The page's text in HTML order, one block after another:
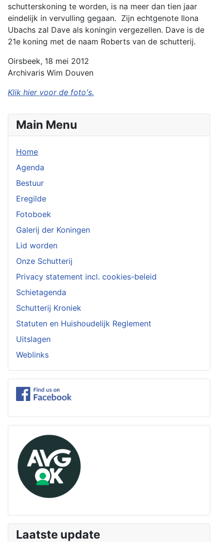
Main Menu
Home
Agenda
Bestuur
Eregilde
Fotoboek
Galerij der Koningen
Lid worden
Onze Schutterij
Privacy statement incl. cookies-beleid
Schietagenda
Schutterij Kroniek
Statuten en Huishoudelijk Reglement
Uitslagen
Weblinks
Laatste update
schutterskoning te worden, is na meer dan tien jaar
eindelijk in vervulling gegaan. Zijn echtgenote Ilona
Ubachs zal Dave als koningin vergezellen. Dave is de
21e koning met de naam Roberts van de schutterij.
Oirsbeek, 18 mei 2012
Archivaris Wim Douven
Klik hier voor de foto's.